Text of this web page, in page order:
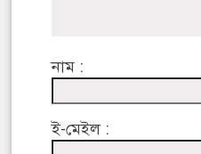
নাম :
ই-মেইল :